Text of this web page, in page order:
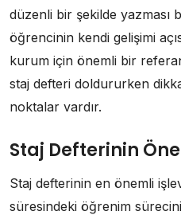
düzenli bir şekilde yazması
öğrencinin kendi gelişimi
kurum için önemli bir
staj defteri doldururken
noktalar vardır.
Staj Defterinin
Staj defterinin en önemli
süresindeki öğrenim